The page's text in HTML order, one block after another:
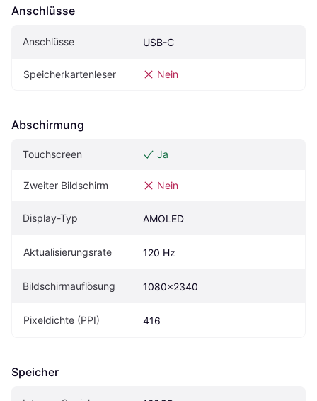
Anschlüsse
Anschlüsse USB-C
Speicherkartenleser Nein
Abschirmung
Touchscreen Ja
Zweiter Bildschirm Nein
Display-Typ AMOLED
Aktualisierungsrate 120 Hz
Bildschirmauflösung 1080x2340
Pixeldichte (PPI) 416
Speicher